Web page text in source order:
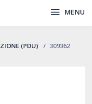
MENU
(PDU) 309362